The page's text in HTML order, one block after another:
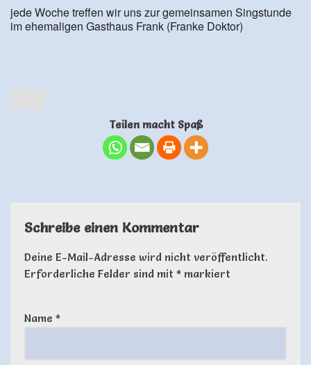
jede Woche treffen wir uns zur gemeinsamen Singstunde
im ehemaligen Gasthaus Frank (Franke Doktor)
Teilen macht Spaß
Schreibe einen Kommentar
Deine E-Mail-Adresse wird nicht veröffentlicht.
Erforderliche Felder sind mit * markiert
Name *